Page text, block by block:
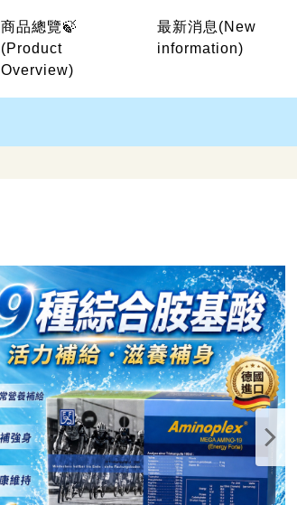
商品總覽🍃
(Product
Overview)
最新消息 (New
information)